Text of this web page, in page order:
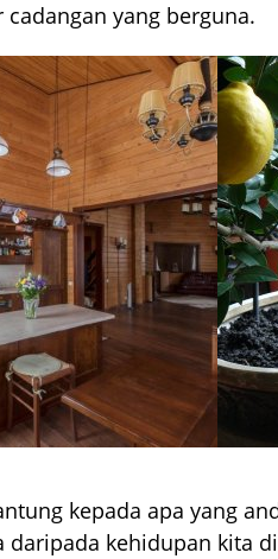
yang berguna.
kepada apa yang
daripada kehidupan kita